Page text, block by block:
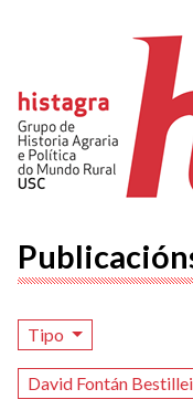
Tipo
David Fontán